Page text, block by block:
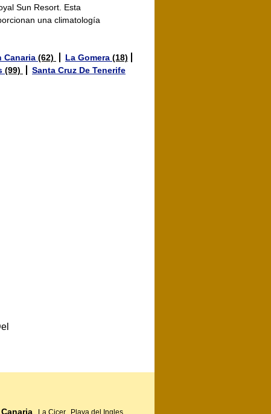
Sun Resort. Esta
una climatología
Canaria (62) La Gomera (18)
(99)
Santa Cruz De Tenerife
La Cicer Playa del Ingles